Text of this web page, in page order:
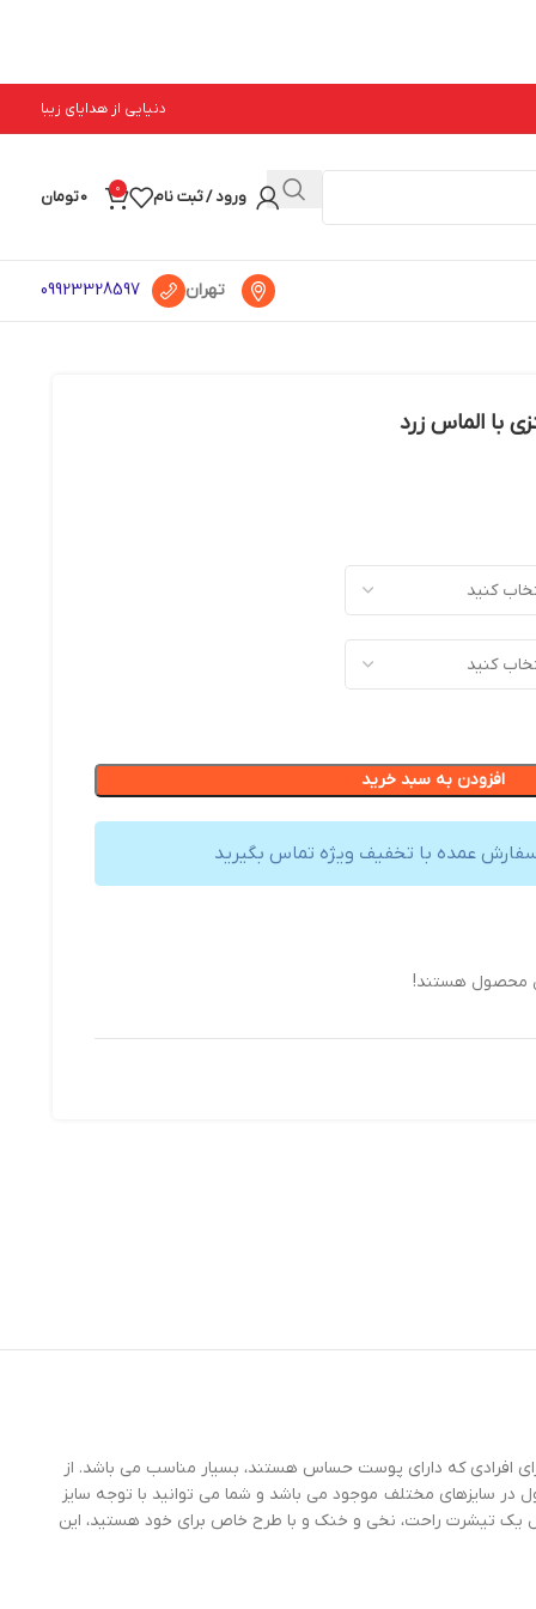
دنیایی از هدایای زیبا
ورود / ثبت نام 0
0تومان
تهران 09923328597
افزودن به سبد خرید
عمده با تخفیف ویژه تماس بگیرید
محصول هستند!
افرادی که دارای پوست حساس هستند، بسیار مناسب می باشد. از
در سایزهای مختلف موجود می باشد و شما می توانید با توجه سایز
یک تیشرت راحت، نخی و خنک و با طرح خاص برای خود هستید، این